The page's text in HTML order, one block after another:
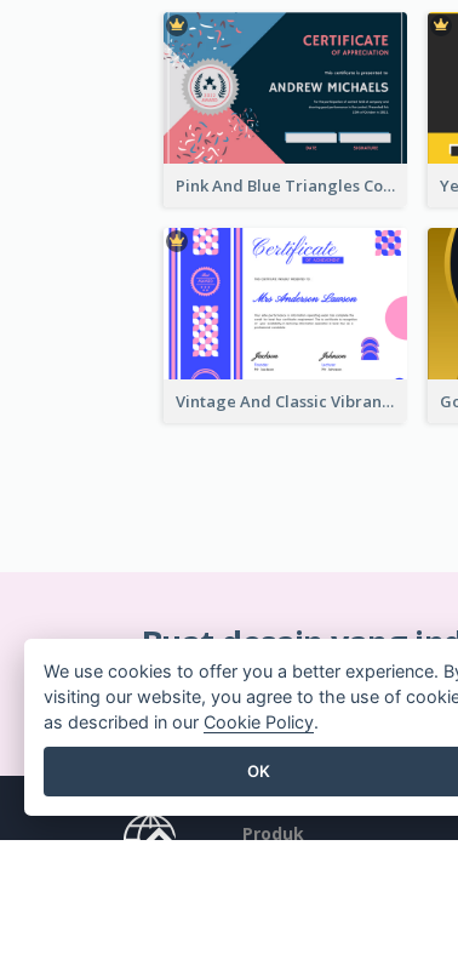
Pink And Blue Triangles Confetti Celebration Certificate
Vintage And Classic Vibrant Certificate Design Ideas
Buat desain yang
Tidak memerlukan kartu kredit.
unduhan. Tidak ada biaya
Produk
We use cookies to offer you a better experience.
visiting our website, you agree to the use of
as described in our Cookie Policy.
OK